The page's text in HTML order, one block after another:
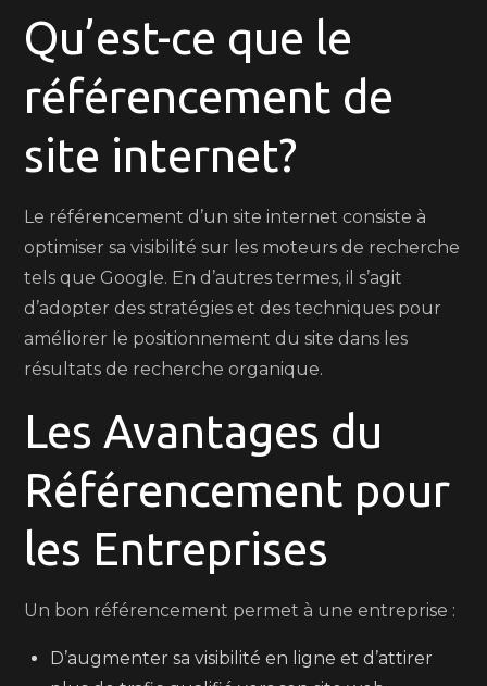
Qu’est-ce que le
référencement de
site internet?
Le référencement d’un site internet consiste à
optimiser sa visibilité sur les moteurs de recherche
tels que Google. En d’autres termes, il s’agit
d’adopter des stratégies et des techniques pour
améliorer le positionnement du site dans les
résultats de recherche organique.
Les Avantages du
Référencement pour
les Entreprises
Un bon référencement permet à une entreprise :
D’augmenter sa visibilité en ligne et d’attirer